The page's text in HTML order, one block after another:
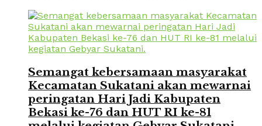
Semangat kebersamaan masyarakat
Kecamatan Sukatani akan mewarnai
peringatan Hari Jadi Kabupaten
Bekasi ke-76 dan HUT RI ke-81